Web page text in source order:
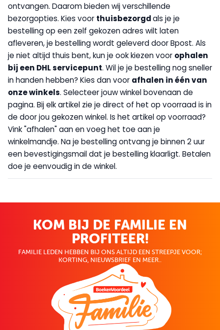
ontvangen. Daarom bieden wij verschillende
bezorgopties. Kies voor thuisbezorgdals je je
bestelling op een zelf gekozen adres wilt laten
afleveren, je bestelling wordt geleverd door Bpost. Als
je niet altijd thuis bent, kun je ook kiezen voor ophalen
bij een DHL servicepunt. Wil je je bestelling nog sneller
in handen hebben? Kies dan voor afhalen in één van
onze winkels. Selecteer jouw winkel bovenaan de
pagina. Bij elk artikel zie je direct of het op voorraad is in
de door jou gekozen winkel. Is het artikel op voorraad?
Vink "afhalen" aan en voeg het toe aan je
winkelmandje. Na je bestelling ontvang je binnen 2 uur
een bevestigingsmail dat je bestelling klaarligt. Betalen
doe je eenvoudig in de winkel.
KOM BIJ DE FAMILIE EN
PROFITEER!
FAMILIE LEDEN HEBBEN BIJ ONS ALTIJD EEN STREEPJE VOOR;
KORTING, NIEUWSBRIEF EN MEER..